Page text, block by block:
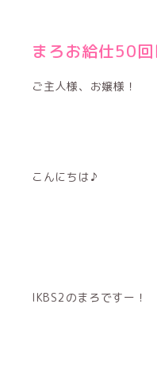
まろお給仕50
ご主人様、お嬢様！
こんにちは♪
IKBS2のまろですー！